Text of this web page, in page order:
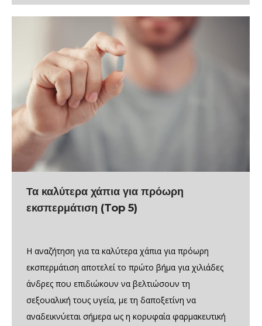
Τα καλύτερα χάπια για πρόωρη
εκσπερμάτιση (Top 5)
Η αναζήτηση για τα καλύτερα χάπια για πρόωρη
εκσπερμάτιση αποτελεί το πρώτο βήμα για χιλιάδες
άνδρες που επιδιώκουν να βελτιώσουν τη
σεξουαλική τους υγεία, με τη δαποξετίνη να
αναδεικνύεται σήμερα ως η κορυφαία φαρμακευτική